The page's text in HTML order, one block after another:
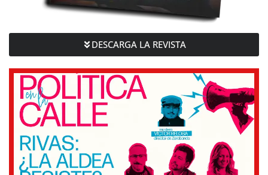
DESCARGA LA REVISTA